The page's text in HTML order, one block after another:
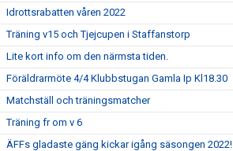
Idrottsrabatten våren 2022
Träning v15 och Tjejcupen i Staffanstorp
Lite kort info om den närmsta tiden.
Föräldrarmöte 4/4 Klubbstugan Gamla Ip Kl18.30
Matchställ och träningsmatcher
Träning fr om v 6
ÄFFs gladaste gäng kickar igång säsongen 2022!